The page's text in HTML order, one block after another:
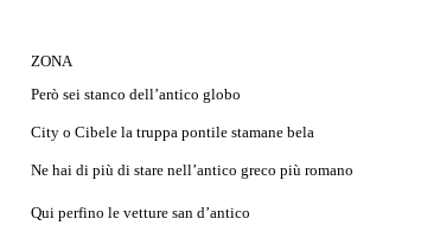
ZONA
Però sei stanco dell’antico globo
City o Cibele la truppa pontile stamane bela
Ne hai di più di stare nell’antico greco più romano
Qui perfino le vetture san d’antico